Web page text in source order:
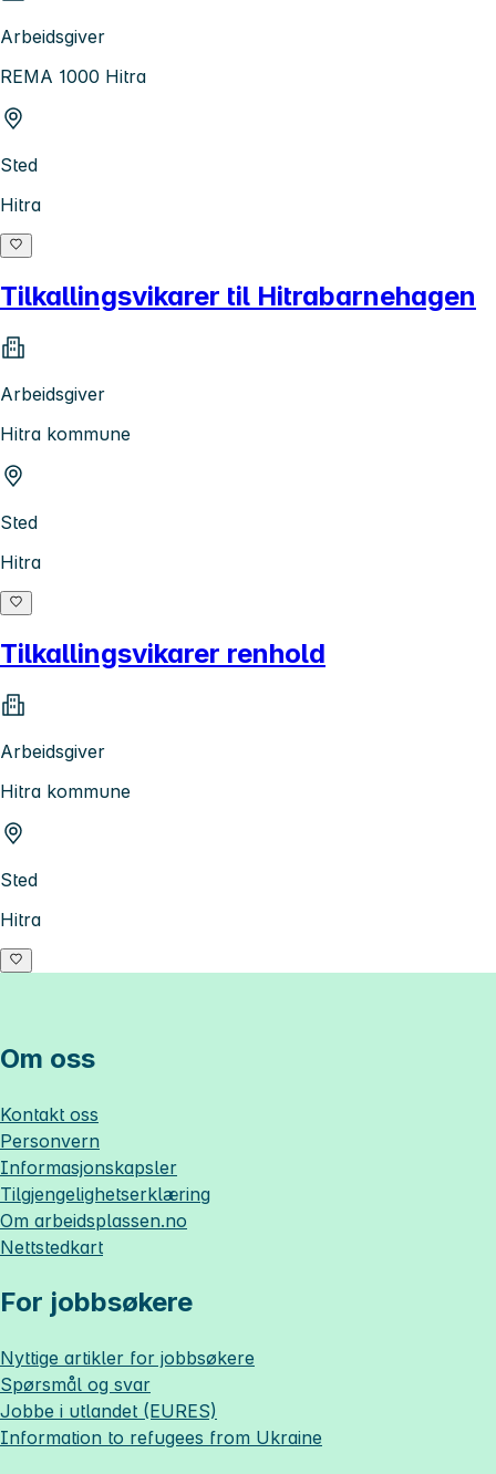
Arbeidsgiver
REMA 1000 Hitra
Sted
Hitra
Tilkallingsvikarer til Hitrabarnehagen
Arbeidsgiver
Hitra kommune
Sted
Hitra
Tilkallingsvikarer renhold
Arbeidsgiver
Hitra kommune
Sted
Hitra
Om oss
Kontakt oss
Personvern
Informasjonskapsler
Tilgjengelighetserklæring
Om arbeidsplassen.no
Nettstedkart
For jobbsøkere
Nyttige artikler for jobbsøkere
Spørsmål og svar
Jobbe i utlandet (EURES)
Information to refugees from Ukraine